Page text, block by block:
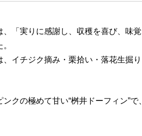
、「実りに感謝し、収穫を喜び、味
イチジク摘み・栗拾い・落花生掘
クの極めて甘い“桝井ドーフィン”で